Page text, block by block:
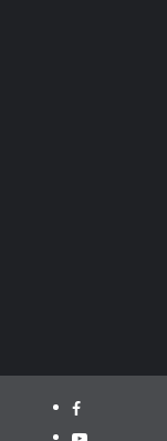
facebook
youtube